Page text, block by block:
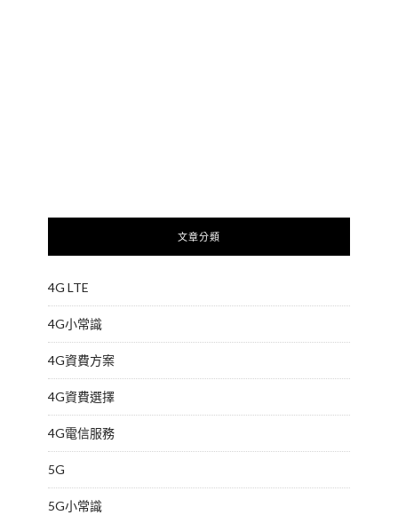
文章分類
4G LTE
4G小常識
4G資費方案
4G資費選擇
4G電信服務
5G
5G小常識